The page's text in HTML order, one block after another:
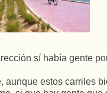
sí había gente
aunque estos carriles